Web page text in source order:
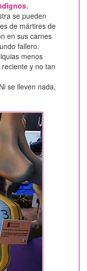
se pueden
de mártires de
en sus carnes
fallero.
menos
y no tan
se lleven nada,